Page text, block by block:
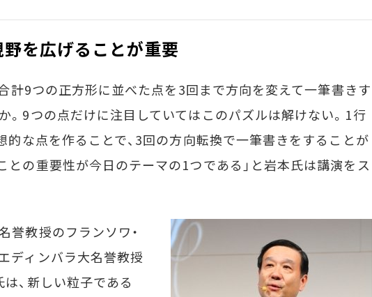
を広げることが重要
計9つの正方形に並べた点を3回まで方向を変えて一筆書きす
。9つの点だけに注目していてはこのパズルは解けない。1行
的な点を作ることで、3回の方向転換で一筆書きをすることが
との重要性が今日のテーマの1つである」と岩本氏は講演をス
教授のフランソワ・
ディンバラ大名誉教授
、新しい粒子である